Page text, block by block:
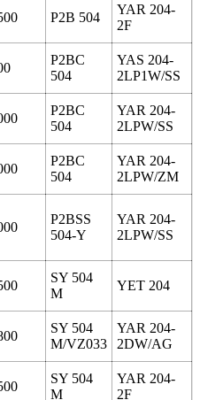
P2B 504
YAR 204-
2F
P2BC
504
YAS 204-
2LP1W/SS
P2BC
504
YAR 204-
2LPW/SS
P2BC
504
YAR 204-
2LPW/ZM
P2BSS
504-Y
YAR 204-
2LPW/SS
SY 504
M
YET 204
SY 504
M/VZ033
YAR 204-
2DW/AG
SY 504
M
YAR 204-
2F